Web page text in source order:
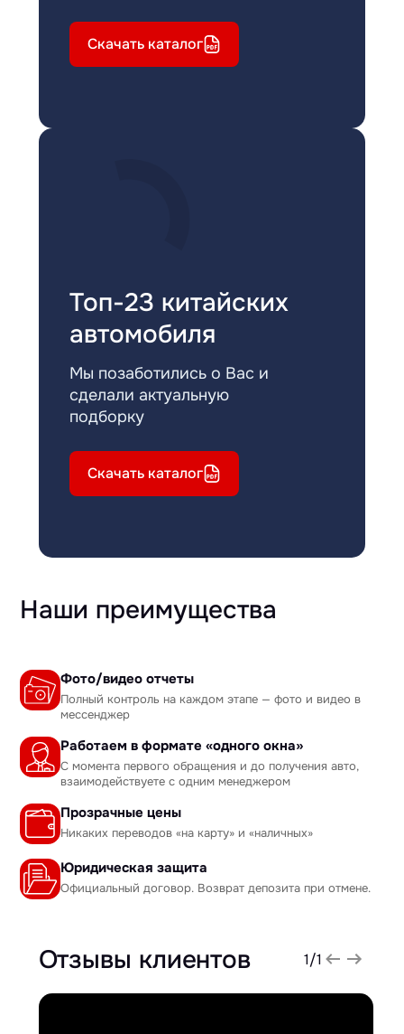
Скачать каталог
Топ-23 китайских
автомобиля
Мы позаботились о Вас и
сделали актуальную
подборку
Скачать каталог
Наши преимущества
Фото/видео отчеты
Полный контроль на каждом этапе — фото и видео в
мессенджер
Работаем в формате «одного окна»
С момента первого обращения и до получения авто,
взаимодействуете с одним менеджером
Прозрачные цены
Никаких переводов «на карту» и «наличных»
Юридическая защита
Официальный договор. Возврат депозита при отмене.
Отзывы клиентов 1/1